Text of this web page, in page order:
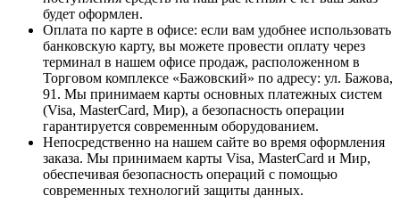
будет оформлен.
Оплата по карте в офисе: если вам удобнее использовать
банковскую карту, вы можете провести оплату через
терминал в нашем офисе продаж, расположенном в
Торговом комплексе «Бажовский» по адресу: ул. Бажова,
91. Мы принимаем карты основных платежных систем
(Visa, MasterCard, Мир), а безопасность операции
гарантируется современным оборудованием.
Непосредственно на нашем сайте во время оформления
заказа. Мы принимаем карты Visa, MasterCard и Мир,
обеспечивая безопасность операций с помощью
современных технологий защиты данных.